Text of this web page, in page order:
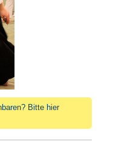
Bitte hier